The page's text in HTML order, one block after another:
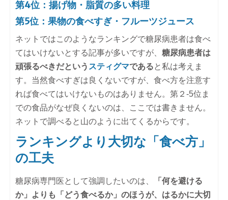
第4位：揚げ物・脂質の多い料理
第5位：果物の食べすぎ・フルーツジュース
ネットではこのようなランキングで糖尿病患者は食べ
てはいけないとする記事が多いですが、 糖尿病患者は
頑張るべきだという スティグマであると私は考えま
す。当然食べすぎは良くないですが、食べ方を注意す
れば食べてはいけないものはありません。第２-5位ま
での食品がなぜ良くないのは、ここでは書きません。
ネットで調べると山のように出てくるからです。
ランキングより大切な「食べ方」
の工夫
糖尿病専門医として強調したいのは、
「何を避ける
か」よりも「どう食べるか」のほうが、はるかに大切